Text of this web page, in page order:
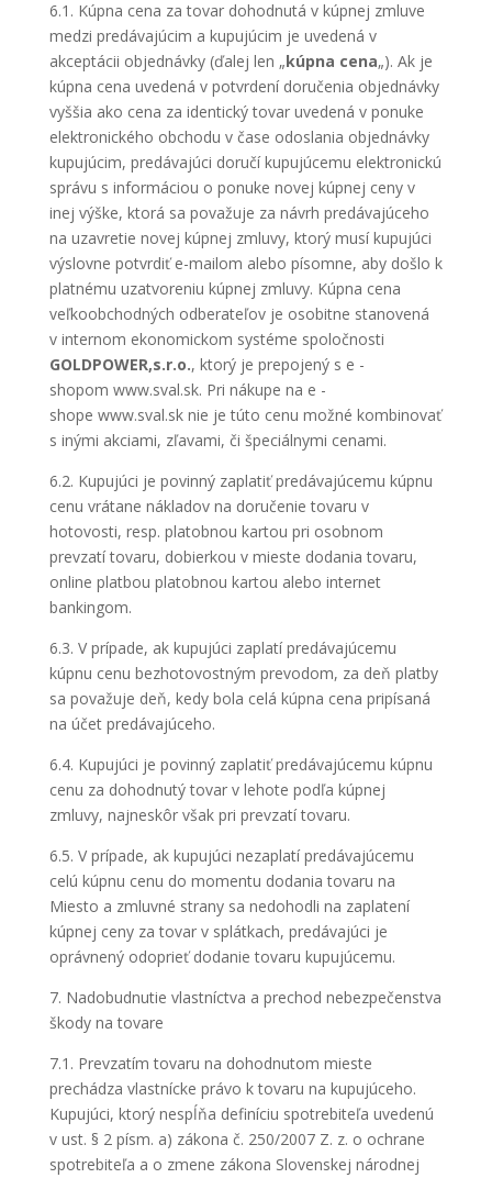
6.1. Kúpna cena za tovar dohodnutá v kúpnej zmluve
medzi predávajúcim a kupujúcim je uvedená v
akceptácii objednávky (ďalej len „kúpna cena„). Ak je
kúpna cena uvedená v potvrdení doručenia objednávky
vyššia ako cena za identický tovar uvedená v ponuke
elektronického obchodu v čase odoslania objednávky
kupujúcim, predávajúci doručí kupujúcemu elektronickú
správu s informáciou o ponuke novej kúpnej ceny v
inej výške, ktorá sa považuje za návrh predávajúceho
na uzavretie novej kúpnej zmluvy, ktorý musí kupujúci
výslovne potvrdiť e-mailom alebo písomne, aby došlo k
platnému uzatvoreniu kúpnej zmluvy. Kúpna cena
veľkoobchodných odberateľov je osobitne stanovená
v internom ekonomickom systéme spoločnosti
GOLDPOWER,s.r.o., ktorý je prepojený s e -
shopom www.sval.sk. Pri nákupe na e -
shope www.sval.sk nie je túto cenu možné kombinovať
s inými akciami, zľavami, či špeciálnymi cenami.
6.2. Kupujúci je povinný zaplatiť predávajúcemu kúpnu
cenu vrátane nákladov na doručenie tovaru v
hotovosti, resp. platobnou kartou pri osobnom
prevzatí tovaru, dobierkou v mieste dodania tovaru,
online platbou platobnou kartou alebo internet
bankingom.
6.3. V prípade, ak kupujúci zaplatí predávajúcemu
kúpnu cenu bezhotovostným prevodom, za deň platby
sa považuje deň, kedy bola celá kúpna cena pripísaná
na účet predávajúceho.
6.4. Kupujúci je povinný zaplatiť predávajúcemu kúpnu
cenu za dohodnutý tovar v lehote podľa kúpnej
zmluvy, najneskôr však pri prevzatí tovaru.
6.5. V prípade, ak kupujúci nezaplatí predávajúcemu
celú kúpnu cenu do momentu dodania tovaru na
Miesto a zmluvné strany sa nedohodli na zaplatení
kúpnej ceny za tovar v splátkach, predávajúci je
oprávnený odoprieť dodanie tovaru kupujúcemu.
7. Nadobudnutie vlastníctva a prechod nebezpečenstva
škody na tovare
7.1. Prevzatím tovaru na dohodnutom mieste
prechádza vlastnícke právo k tovaru na kupujúceho.
Kupujúci, ktorý nespĺňa definíciu spotrebiteľa uvedenú
v ust. § 2 písm. a) zákona č. 250/2007 Z. z. o ochrane
spotrebiteľa a o zmene zákona Slovenskej národnej